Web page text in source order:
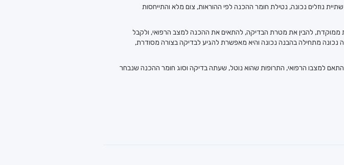
נוזלים נכונה, נטילת חומר ההכנה לפי ההוראות, צום מלא והתייחסות
ממוקדת, להבין את מטרת הבדיקה, להתאים את ההכנה למצב הרפואי, ולקבל
מתחילה בהבנה נכונה והיא מאפשרת להגיע לבדיקה בצורה מסודרת,
למצבו הרפואי, התרופות שהוא נוטל, שעתה בדיקה וסוג חומר ההכנה שנבחר